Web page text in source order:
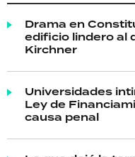
Drama en
edificio lindero al
Kirchner
Universidades
Ley de
causa penal